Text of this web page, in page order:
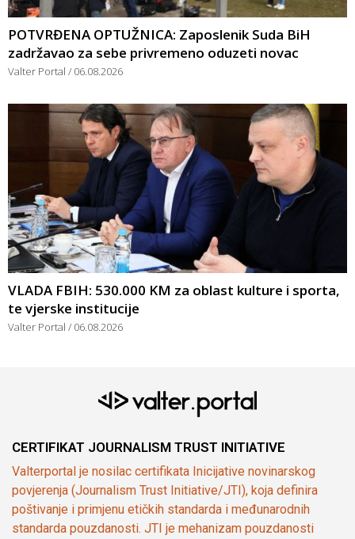
POTVRĐENA OPTUŽNICA: Zaposlenik Suda BiH
zadržavao za sebe privremeno oduzeti novac
Valter Portal 06.08.2026
VLADA FBIH: 530.000 KM za oblast kulture i sporta,
te vjerske institucije
Valter Portal 06.08.2026
CERTIFIKAT JOURNALISM TRUST INITIATIVE
Valterportal je nosilac certifikata Inicijative novinarskog
povjerenja (Journalism Trust Initiative/JTI), koja definira
poštivanje i primjenu etičkih standarda i međunarodnih
standarda pouzdanosti. JTI je mehanizam pouzdanosti